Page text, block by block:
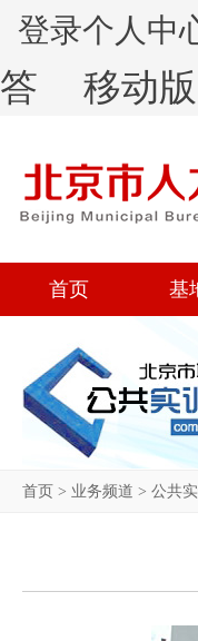
登录个人中
答
移动版
首页 基
首页 > 业务频道 > 公共实